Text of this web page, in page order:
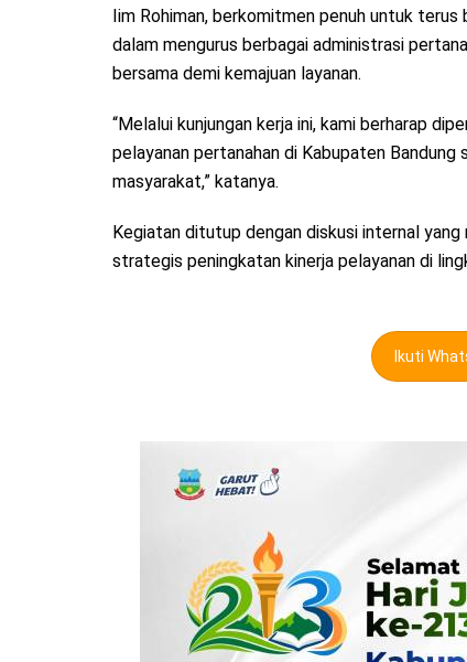
Iim Rohiman, berkomitmen penuh untuk
dalam mengurus berbagai administrasi
bersama demi kemajuan layanan.
“Melalui kunjungan kerja ini, kami berharap
pelayanan pertanahan di Kabupaten
masyarakat,” katanya.
Kegiatan ditutup dengan diskusi internal
strategis peningkatan kinerja pelayanan di
Ikuti